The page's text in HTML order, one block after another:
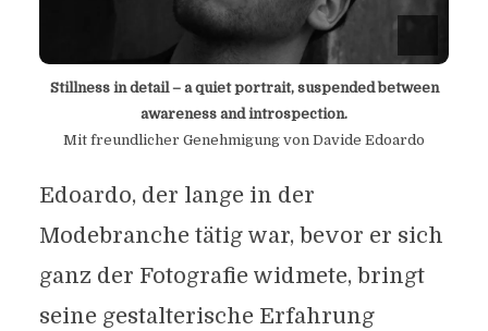
Stillness in detail – a quiet portrait, suspended between
awareness and introspection.
Mit freundlicher Genehmigung von Davide Edoardo
Edoardo, der lange in der
Modebranche tätig war, bevor er sich
ganz der Fotografie widmete, bringt
seine gestalterische Erfahrung